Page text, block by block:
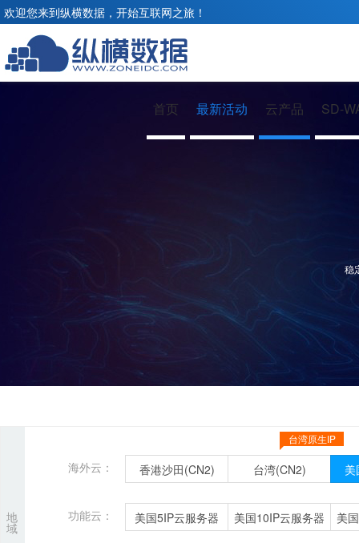
欢迎您来到纵横数据，开始互联网之旅！
首页 最新活动 云产品 SD-
稳
地
域
海外云： 香港沙田(CN2) 台湾(CN2)
台湾原生IP
功能云： 美国5IP云服务器 美国10IP云服务器 美